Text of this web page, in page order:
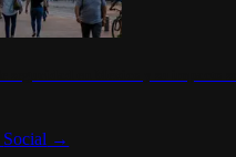
Social →